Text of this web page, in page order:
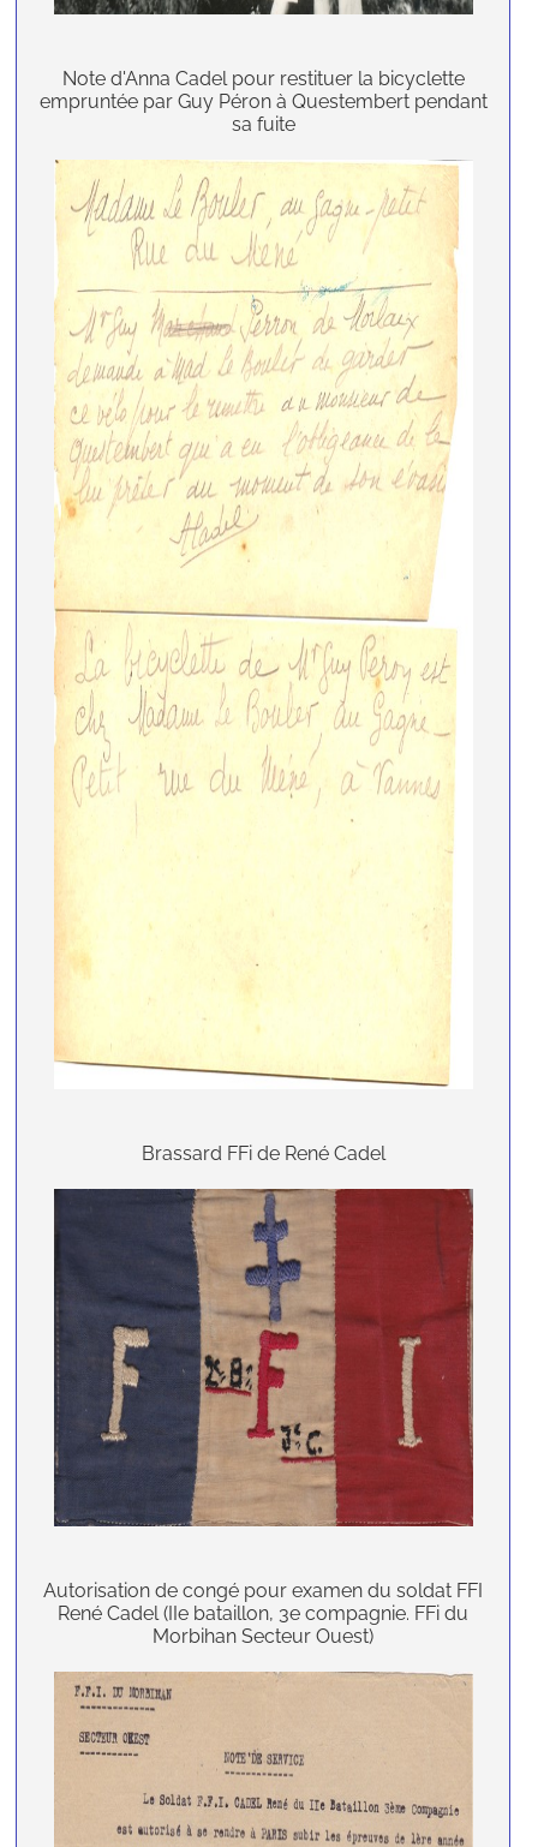
Note d'Anna Cadel pour restituer la bicyclette
empruntée par Guy Péron à Questembert pendant
sa fuite
Brassard FFi de René Cadel
Autorisation de congé pour examen du soldat FFI
René Cadel (IIe bataillon, 3e compagnie. FFi du
Morbihan Secteur Ouest)